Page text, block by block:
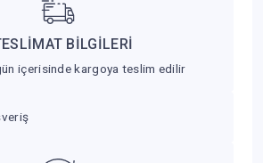
BİLGİLERİ
içerisinde kargoya teslim edilir